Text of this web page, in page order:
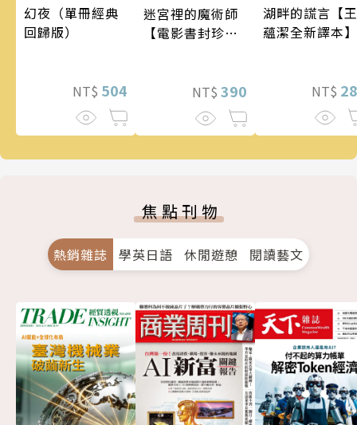
幻夜（單冊經典
回歸版）
NT$ 504
迷宮裡的魔術師
【電影書封珍藏
NT$ 390
湖畔的謊言【王
蘊潔全新譯本】
NT$
焦點刊物
熱銷雜誌 學英日語 休閒遊憩 閱讀藝文